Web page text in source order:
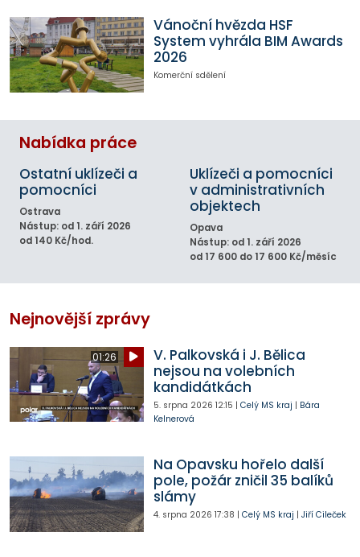
Vánoční hvězda HSF
System vyhrála BIM Awards
2026
Komerční sdělení
Nabídka práce
Ostatní uklízeči a
pomocníci
Ostrava
Nástup: od 1. září 2026
od 140 Kč/hod.
Uklízeči a pomocníci
v administrativních
objektech
Opava
Nástup: od 1. září 2026
od 17 600 do 17 600 Kč/měsíc
Nejnovější zprávy
01:26
V. Palkovská i J. Bělica
nejsou na volebních
kandidátkách
5. srpna 2026 12:15 | Celý MS kraj | Bára
Kelnerová
Na Opavsku hořelo další
pole, požár zničil 35 balíků
slámy
4. srpna 2026 17:38 | Celý MS kraj | Jiří Cileček